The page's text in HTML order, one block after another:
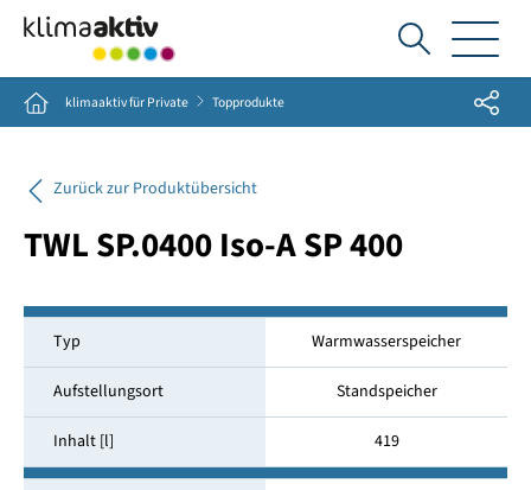
Ich
suche...
Home klimaaktiv für Private Topprodukte Share
Zurück zur Produktübersicht
TWL SP.0400 Iso-A SP 400
Typ Warmwasserspeicher
Aufstellungsort Standspeicher
Inhalt [l] 419